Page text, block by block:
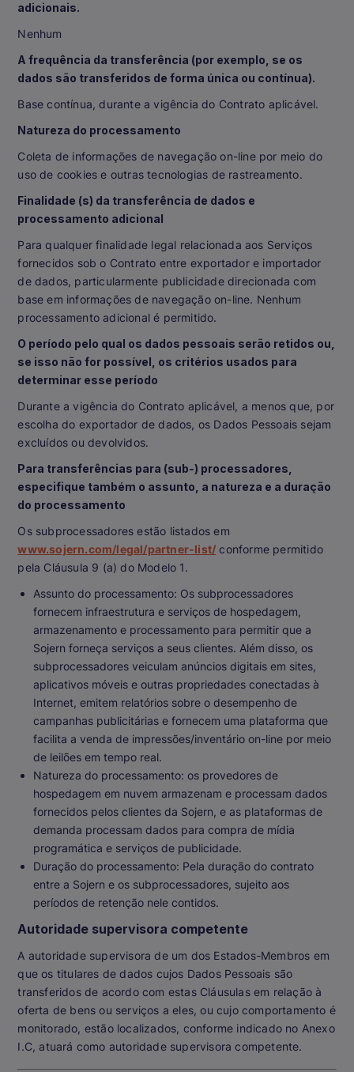
adicionais.
Nenhum
A frequência da transferência (por exemplo, se os
dados são transferidos de forma única ou contínua).
Base contínua, durante a vigência do Contrato aplicável.
Natureza do processamento
Coleta de informações de navegação on-line por meio do
uso de cookies e outras tecnologias de rastreamento.
Finalidade (s) da transferência de dados e
processamento adicional
Para qualquer finalidade legal relacionada aos Serviços
fornecidos sob o Contrato entre exportador e importador
de dados, particularmente publicidade direcionada com
base em informações de navegação on-line. Nenhum
processamento adicional é permitido.
O período pelo qual os dados pessoais serão retidos ou,
se isso não for possível, os critérios usados para
determinar esse período
Durante a vigência do Contrato aplicável, a menos que, por
escolha do exportador de dados, os Dados Pessoais sejam
excluídos ou devolvidos.
Para transferências para (sub-) processadores,
especifique também o assunto, a natureza e a duração
do processamento
Os subprocessadores estão listados em
www.sojern.com/legal/partner-list/ conforme permitido
pela Cláusula 9 (a) do Modelo 1.
Assunto do processamento: Os subprocessadores
fornecem infraestrutura e serviços de hospedagem,
armazenamento e processamento para permitir que a
Sojern forneça serviços a seus clientes. Além disso, os
subprocessadores veiculam anúncios digitais em sites,
aplicativos móveis e outras propriedades conectadas à
Internet, emitem relatórios sobre o desempenho de
campanhas publicitárias e fornecem uma plataforma que
facilita a venda de impressões/inventário on-line por meio
de leilões em tempo real.
Natureza do processamento: os provedores de
hospedagem em nuvem armazenam e processam dados
fornecidos pelos clientes da Sojern, e as plataformas de
demanda processam dados para compra de mídia
programática e serviços de publicidade.
Duração do processamento: Pela duração do contrato
entre a Sojern e os subprocessadores, sujeito aos
períodos de retenção nele contidos.
Autoridade supervisora competente
A autoridade supervisora de um dos Estados-Membros em
que os titulares de dados cujos Dados Pessoais são
transferidos de acordo com estas Cláusulas em relação à
oferta de bens ou serviços a eles, ou cujo comportamento é
monitorado, estão localizados, conforme indicado no Anexo
I.C, atuará como autoridade supervisora competente.